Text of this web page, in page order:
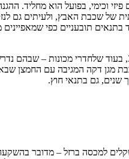
וכימי, בפועל הוא מחליד.
של שכבת האבץ, ולעיתים
תובעניים כפי
מגן דקה המגיבה עם החמצן
שנים, גם בתנאי חוץ.
הראשונית של מכסה נירוסטה לביוב גבוהה יותר –